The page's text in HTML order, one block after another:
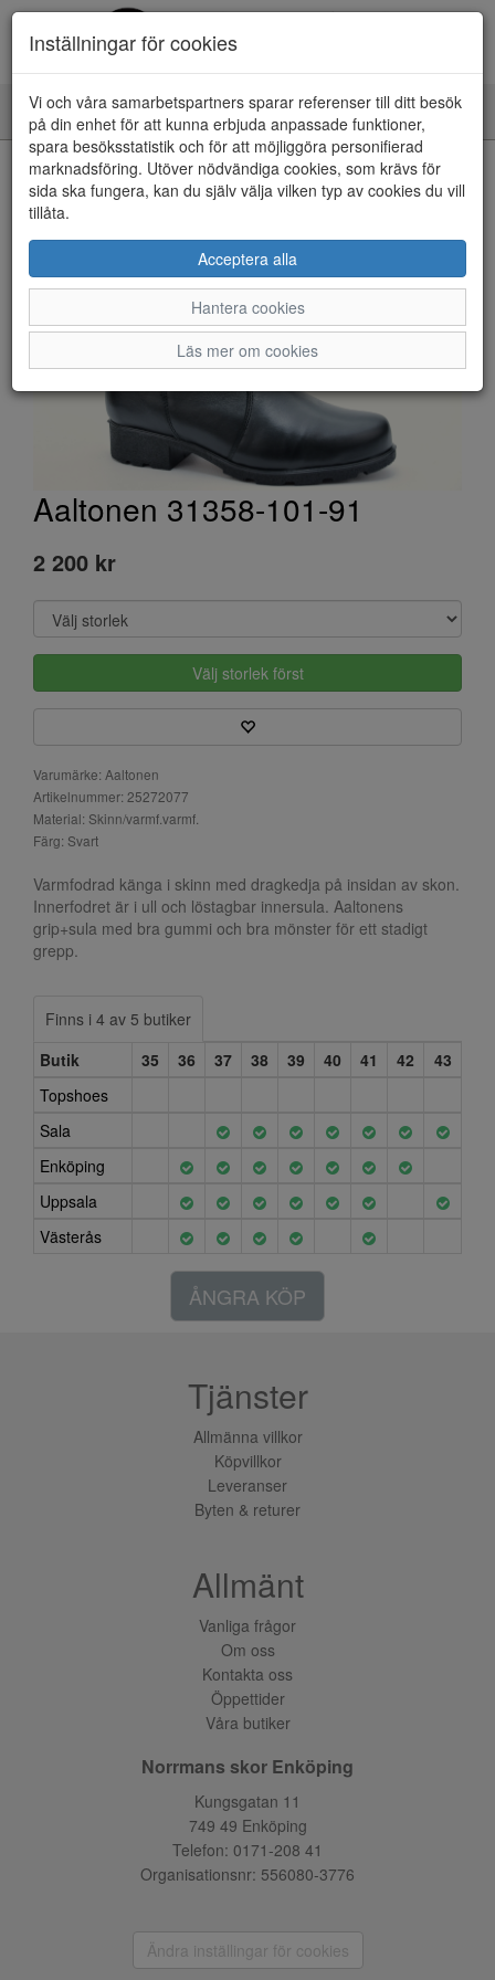
Toggle
navigation
HEM
Aaltonen 31358-101-91
2 200 kr
Välj storlek först
Varumärke: Aaltonen
Artikelnummer: 25272077
Material: Skinn/varmf.varmf.
Färg: Svart
Varmfodrad känga i skinn med dragkedja på insidan av skon.
Innerfodret är i ull och löstagbar innersula. Aaltonens
grip+sula med bra gummi och bra mönster för ett stadigt
grepp.
Finns i 4 av 5 butiker
Butik
35 36 37 38 39 40 41 42
43
Topshoes
Sala
Enköping
Uppsala
Västerås
ÅNGRA KÖP
Inställningar för cookies
Vi och våra samarbetspartners sparar referenser till ditt besök
på din enhet för att kunna erbjuda anpassade funktioner,
spara besöksstatistik och för att möjliggöra personifierad
marknadsföring. Utöver nödvändiga cookies, som krävs för
sida ska fungera, kan du själv välja vilken typ av cookies du vill
tillåta.
Acceptera alla
Hantera cookies
Läs mer om cookies
Tjänster
Allmänna villkor
Köpvillkor
Leveranser
Byten & returer
Allmänt
Vanliga frågor
Om oss
Kontakta oss
Öppettider
Våra butiker
Norrmans skor Enköping
Kungsgatan 11
749 49 Enköping
Telefon: 0171-208 41
Organisationsnr: 556080-3776
Ändra inställingar för cookies